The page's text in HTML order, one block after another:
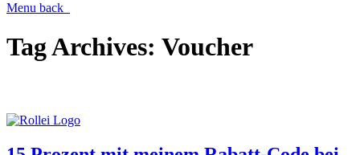
Menu back
Tag Archives: Voucher